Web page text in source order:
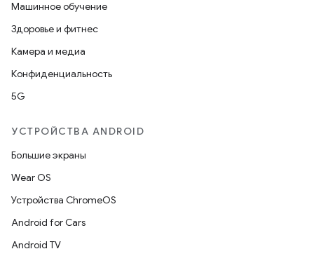
Машинное обучение
Здоровье и фитнес
Камера и медиа
Конфиденциальность
5G
УСТРОЙСТВА ANDROID
Большие экраны
Wear OS
Устройства ChromeOS
Android for Cars
Android TV